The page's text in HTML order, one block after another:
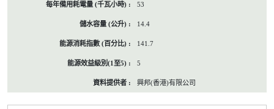
53
14.4
141.7
5
興邦(香港)有限公司